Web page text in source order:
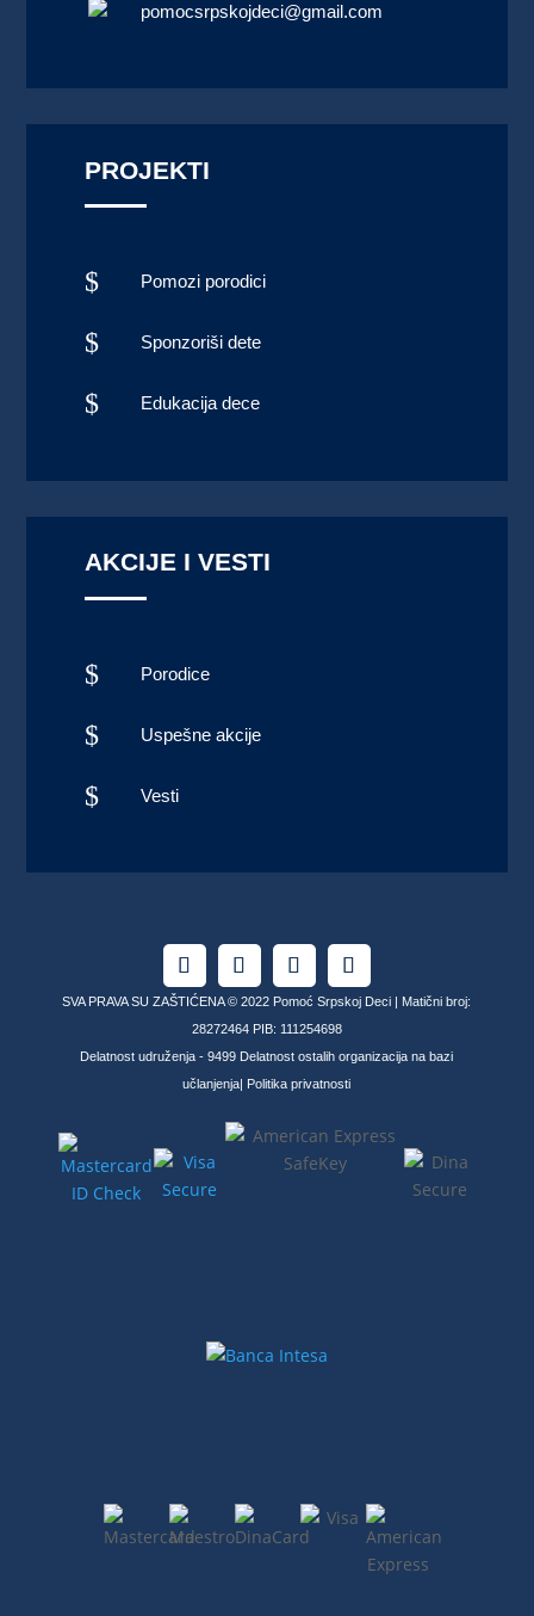
pomocsrpskojdeci@gmail.com
PROJEKTI
$ Pomozi porodici
$ Sponzoriši dete
$ Edukacija dece
AKCIJE I VESTI
$ Porodice
$ Uspešne akcije
$ Vesti
SVA PRAVA SU ZAŠTIĆENA © 2022 Pomoć Srpskoj Deci | Matični broj:
28272464 PIB: 111254698
Delatnost udruženja - 9499 Delatnost ostalih organizacija na bazi
učlanjenja| Politika privatnosti